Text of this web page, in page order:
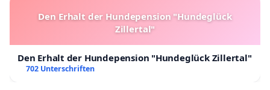
Den Erhalt der Hundepension "Hundeglück
Zillertal"
Den Erhalt der Hundepension "Hundeglück Zillertal"
702 Unterschriften